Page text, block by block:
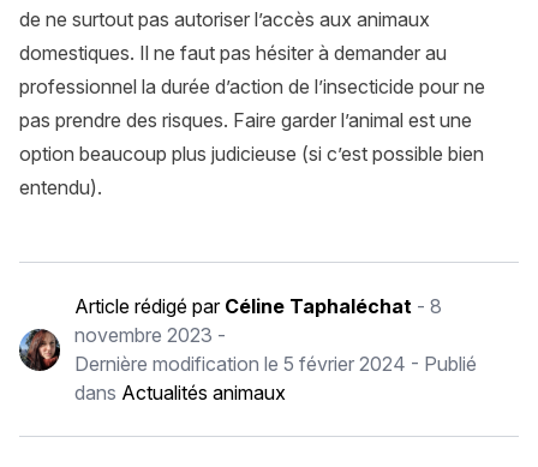
de ne surtout pas autoriser l’accès aux animaux
domestiques. Il ne faut pas hésiter à demander au
professionnel la durée d’action de l’insecticide pour ne
pas prendre des risques. Faire garder l’animal est une
option beaucoup plus judicieuse (si c’est possible bien
entendu).
Article rédigé par Céline Taphaléchat -8
novembre 2023 -
Dernière modification le5 février 2024 - Publié
dans Actualités animaux